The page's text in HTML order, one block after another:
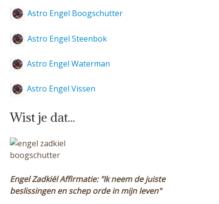
Astro Engel Boogschutter
Astro Engel Steenbok
Astro Engel Waterman
Astro Engel Vissen
Wist je dat...
Engel Zadkiël Affirmatie: "Ik neem de juiste
beslissingen en schep orde in mijn leven"